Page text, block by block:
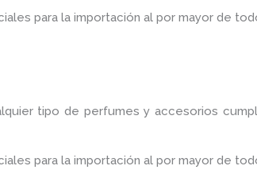
para la importación al por mayor de
tipo de perfumes y accesorios
para la importación al por mayor de